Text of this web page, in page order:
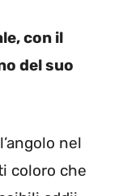
con il
del suo
nel
coloro che